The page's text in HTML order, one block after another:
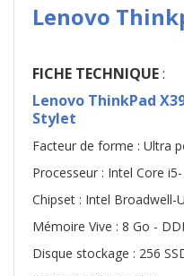
Lenovo
FICHE TECHNIQUE:
Lenovo ThinkPad
Stylet
Facteur de forme : Ultra
Processeur : Intel Core
Chipset : Intel Broadwell-
Mémoire Vive : 8 Go -
Disque stockage : 256